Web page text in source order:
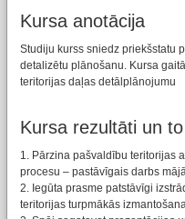
Kursa anotācija
Studiju kurss sniedz priekšstatu
detalizētu plānošanu. Kursa
teritorijas daļas detālplānojumu
Kursa rezultāti un
1. Pārzina pašvaldību teritorijas
procesu – pastāvīgais darbs
2. Iegūta prasme patstāvīgi
teritorijas turpmākās